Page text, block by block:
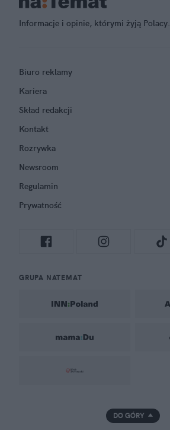
Informacje i opinie, którymi żyją Polacy.
Biuro reklamy
Kariera
Skład redakcji
Kontakt
Rozrywka
Newsroom
Regulamin
Prywatność
GRUPA NATEMAT
DO GÓRY